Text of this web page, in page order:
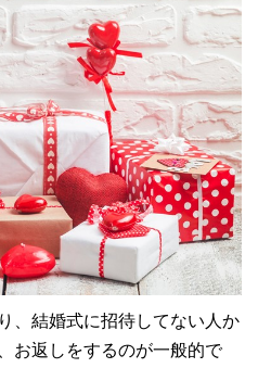
、結婚式に招待してない人か
お返しをするのが一般的で